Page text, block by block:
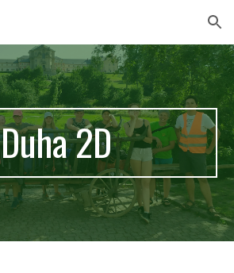
Skip to navigation
Duha 2D